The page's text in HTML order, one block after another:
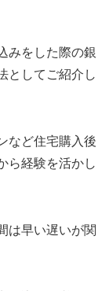
みをした際の銀
としてご紹介し
など住宅購入後
ら経験を活かし
は早い遅いが関